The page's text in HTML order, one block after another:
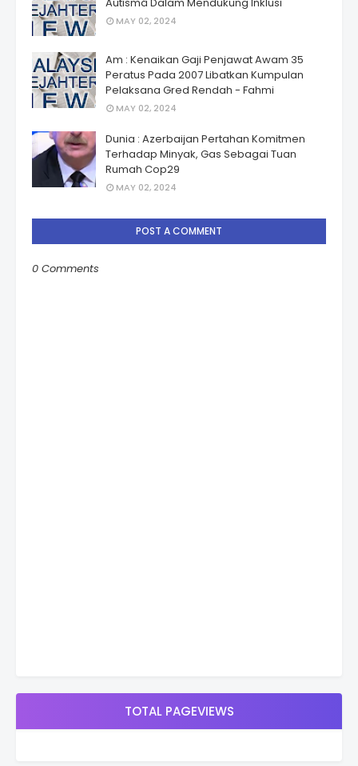
Autismâ Dalam Mendukung Inklusi
MAY 02, 2024
Am : Kenaikan Gaji Penjawat Awam 35
Peratus Pada 2007 Libatkan Kumpulan
Pelaksana Gred Rendah - Fahmi
MAY 02, 2024
Dunia : Azerbaijan Pertahan Komitmen
Terhadap Minyak, Gas Sebagai Tuan
Rumah Cop29
MAY 02, 2024
POST A COMMENT
0 Comments
TOTAL PAGEVIEWS